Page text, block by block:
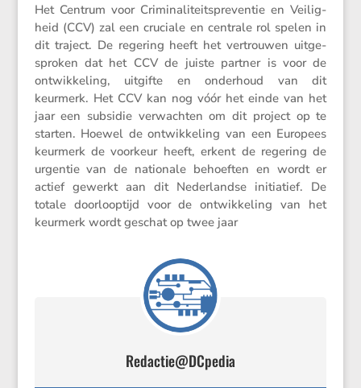
Het Centrum voor Crimi­na­li­teits­pre­ventie en Veilig­
heid (CCV) zal een cruciale en centrale rol spelen in
dit traject. De regering heeft het vertrouwen uitge­
sproken dat het CCV de juiste partner is voor de
ontwik­ke­ling, uitgifte en onder­houd van dit
keurmerk. Het CCV kan nog vóór het einde van het
jaar een subsidie verwachten om dit project op te
starten. Hoewel de ontwik­ke­ling van een Europees
keurmerk de voorkeur heeft, erkent de regering de
urgentie van de natio­nale behoeften en wordt er
actief gewerkt aan dit Neder­landse initi­a­tief. De
totale doorloop­tijd voor de ontwik­ke­ling van het
keurmerk wordt geschat op twee jaar
Redactie@DCpedia